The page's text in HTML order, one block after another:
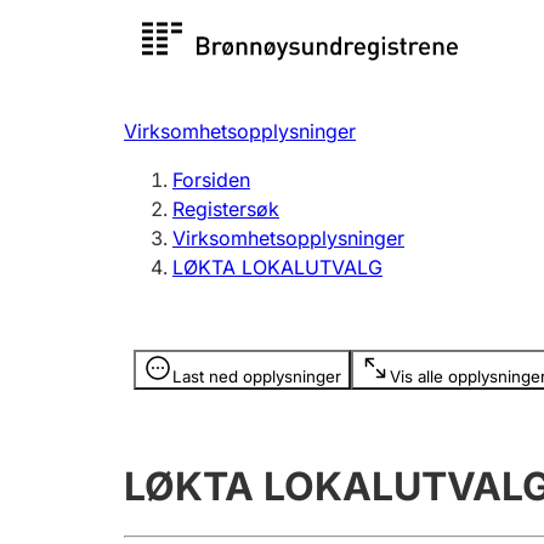
Registersøk
Registrere, endre, slette
Virksomhetsopplysninger
Forsiden
Registersøk
Virksomhetsopplysninger
LØKTA LOKALUTVALG
Last ned opplysninger Vis alle
Opplysninger er skjult
LØKTA